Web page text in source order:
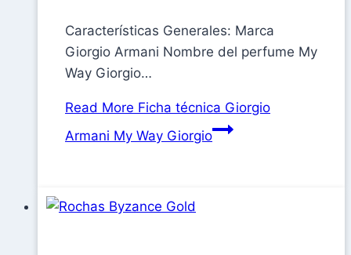
Características Generales: Marca
Giorgio Armani Nombre del perfume My
Way Giorgio…
Read More Ficha técnica Giorgio
Armani My Way Giorgio